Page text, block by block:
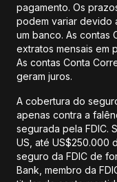
pagamento. Os
podem variar devido
um banco. As contas
extratos mensais em
As contas Conta
geram juros.
A cobertura do
apenas contra a
segurada pela FDIC.
US, até US$250.000
seguro da FDIC de
Bank, membro da